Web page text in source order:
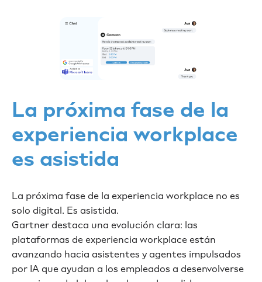
La próxima fase de la
experiencia workplace
es asistida
La próxima fase de la experiencia workplace no es
solo digital. Es asistida.
Gartner destaca una evolución clara: las
plataformas de experiencia workplace están
avanzando hacia asistentes y agentes impulsados
por IA que ayudan a los empleados a desenvolverse